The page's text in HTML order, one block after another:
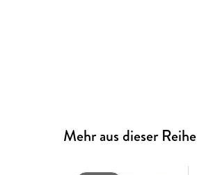
Mehr aus dieser Reihe